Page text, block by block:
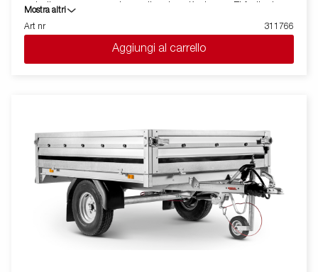
quindi consente un volume di carico più elevato. E' facile da
caricare grazie a la spomde anteriore e posteriore apribili per il
carico di merci lunghe. Tutte le versioni sono dotate di anelli di
fissaggio carico interni per bloccare la merce trasportata. Come
sempre ELLEBI offre un ampio programma di accessori per
Mostra altri
Art nr
311766
Aggiungi al carrello